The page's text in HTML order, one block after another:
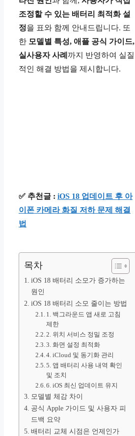
조정할 수 있는 배터리 최적화 설
정을 표와 함께 안내드립니다. 또
한 모델별 특성, 애플 공식 가이드,
실사용자 사례 까지 반영하여 실질
적인 해결 방법을 제시합니다.
✅ 추천글 : iOS 18 업데이트 후 아
이폰 카메라 화질 저하 문제 해결
법
목차
iOS 18 배터리 소모가 증가하는
원인
iOS 18 배터리 소모 줄이는 방법
1. 백그라운드 앱 새로 고침
제한
2. 위치 서비스 정밀 조정
3. 화면 설정 최적화
4. iCloud 및 동기화 관리
5. 앱 배터리 사용 내역 확인
및 조치
6. iOS 최신 업데이트 유지
모델별 체감 차이
공식 Apple 가이드 및 사용자 피
드백 요약
배터리 교체 시점은 언제인가